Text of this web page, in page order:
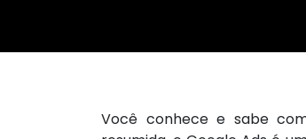
Você conhece e sabe